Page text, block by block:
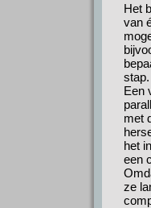
Het
van
stap.
Een
met
het
een
ze